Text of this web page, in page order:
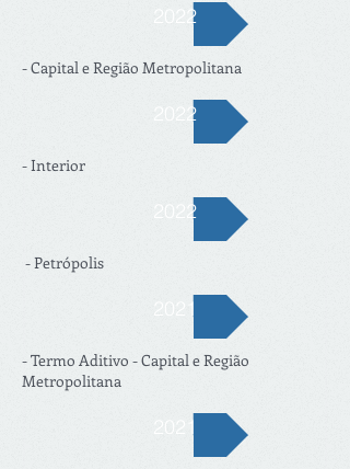
2022
- Capital e Região Metropolitana
2022
- Interior
2022
- Petrópolis
2021
- Termo Aditivo - Capital e Região
Metropolitana
2021